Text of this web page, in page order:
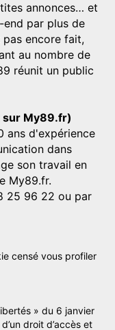
annonces… et
end par plus de
pas encore fait,
au nombre de
réunit un public
sur My89.fr)
ans d'expérience
dans
son travail en
My89.fr.
25 96 22 ou par
censé vous profiler
» du 6 janvier
droit d’accès et